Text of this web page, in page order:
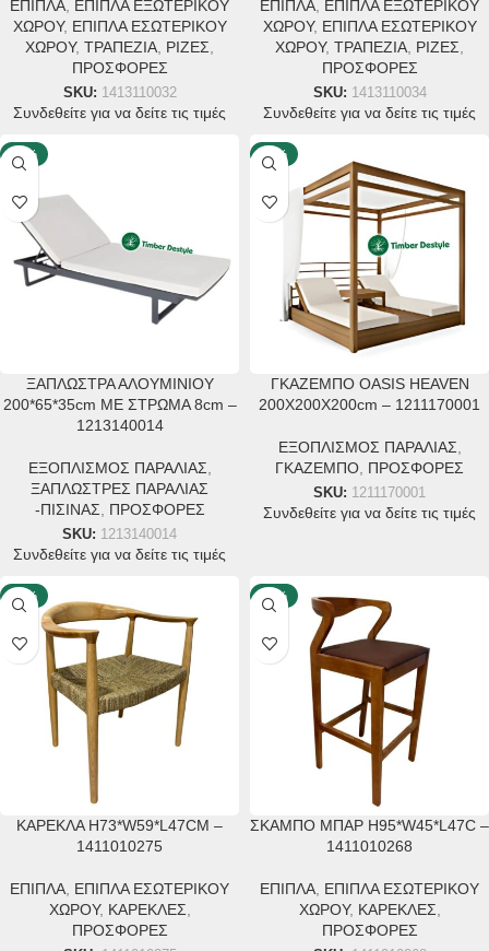
ΕΠΙΠΛΑ ΕΠΙΠΛΑ ΕΞΩΤΕΡΙΚΟΥ
ΧΩΡΟΥ, ΕΠΙΠΛΑ ΕΣΩΤΕΡΙΚΟΥ
ΧΩΡΟΥ, ΤΡΑΠΕΖΙΑ ΡΙΖΕΣ
ΠΡΟΣΦΟΡΕΣ
SKU: 1413110032
Συνδεθείτε για να δείτε τις τιμές
ΕΠΙΠΛΑ ΕΠΙΠΛΑ ΕΞΩΤΕΡΙΚΟΥ
ΧΩΡΟΥ, ΕΠΙΠΛΑ ΕΣΩΤΕΡΙΚΟΥ
ΧΩΡΟΥ, ΤΡΑΠΕΖΙΑ ΡΙΖΕΣ
ΠΡΟΣΦΟΡΕΣ
SKU: 1413110034
Συνδεθείτε για να δείτε τις τιμές
-20%
ΞΑΠΛΩΣΤΡΑ ΑΛΟΥΜΙΝΙΟΥ
200*65*35cm ΜΕ ΣΤΡΩΜΑ 8cm –
1213140014
ΕΞΟΠΛΙΣΜΟΣ ΠΑΡΑΛΙΑΣ
ΞΑΠΛΩΣΤΡΕΣ ΠΑΡΑΛΙΑΣ
-ΠΙΣΙΝΑΣ
ΠΡΟΣΦΟΡΕΣ
SKU: 1213140014
Συνδεθείτε για να δείτε τις τιμές
-30%
ΓΚΑΖΕΜΠΟ OASIS HEAVEN
200X200X200cm – 1211170001
ΕΞΟΠΛΙΣΜΟΣ ΠΑΡΑΛΙΑΣ
ΓΚΑΖΕΜΠΟ ΠΡΟΣΦΟΡΕΣ
SKU: 1211170001
Συνδεθείτε για να δείτε τις τιμές
-40%
ΚΑΡΕΚΛΑ H73*W59*L47CM –
1411010275
ΕΠΙΠΛΑ ΕΠΙΠΛΑ ΕΣΩΤΕΡΙΚΟΥ
ΧΩΡΟΥ, ΚΑΡΕΚΛΕΣ
ΠΡΟΣΦΟΡΕΣ
-40%
ΣΚΑΜΠΟ ΜΠΑΡ H95*W45*L47C –
1411010268
ΕΠΙΠΛΑ ΕΠΙΠΛΑ ΕΣΩΤΕΡΙΚΟΥ
ΧΩΡΟΥ, ΚΑΡΕΚΛΕΣ
ΠΡΟΣΦΟΡΕΣ